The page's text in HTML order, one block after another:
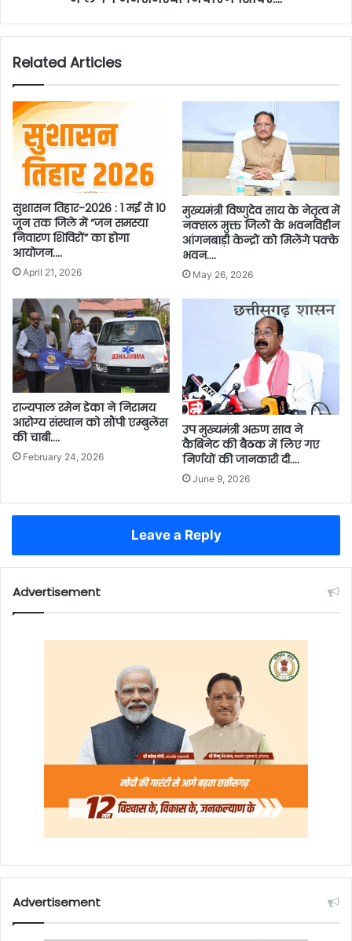
Related Articles
सुशासन तिहार-2026 : 1 मई से 10
जून तक जिले में “जन समस्या
निवारण शिविरों” का होगा
आयोजन….
April 21, 2026
मुख्यमंत्री विष्णुदेव साय के नेतृत्व में
नक्सल मुक्त जिलों के भवनविहीन
आंगनबाड़ी केन्द्रों को मिलेंगे पक्के
भवन….
May 26, 2026
राज्यपाल रमेन डेका ने निरामय
आरोग्य संस्थान को सौंपी एम्बुलेंस
की चाबी….
February 24, 2026
उप मुख्यमंत्री अरुण साव ने
कैबिनेट की बैठक में लिए गए
निर्णयों की जानकारी दी….
June 9, 2026
Leave a Reply
Advertisement
Advertisement